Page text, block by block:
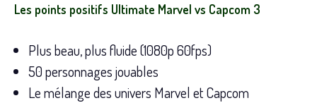
Les points positifs Ultimate Marvel vs Capcom 3
Plus beau, plus fluide (1080p 60fps)
50 personnages jouables
Le mélange des univers Marvel et Capcom